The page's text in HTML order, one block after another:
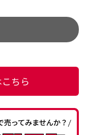
い目立つことなく綺
品でお安く購入でき
ちら